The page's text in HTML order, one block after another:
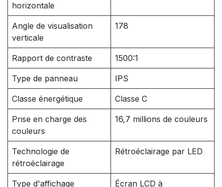
horizontale
Angle de visualisation
verticale
178
Rapport de contraste 1500:1
Type de panneau IPS
Classe énergétique Classe C
Prise en charge des
couleurs
16,7 millions de couleurs
Technologie de
rétroéclairage
Rétroéclairage par LED
Type d'affichage Écran LCD à